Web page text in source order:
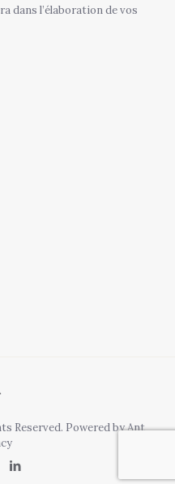
dans l’élaboration de vos
Reserved. Powered byAnt